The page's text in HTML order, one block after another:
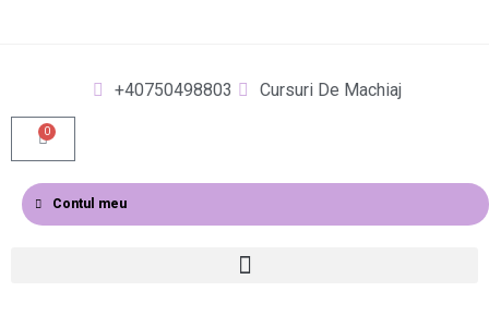
+40750498803 Cursuri De Machiaj
Contul meu
0